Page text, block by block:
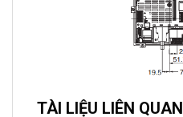
TÀI LIỆU LIÊN QUAN